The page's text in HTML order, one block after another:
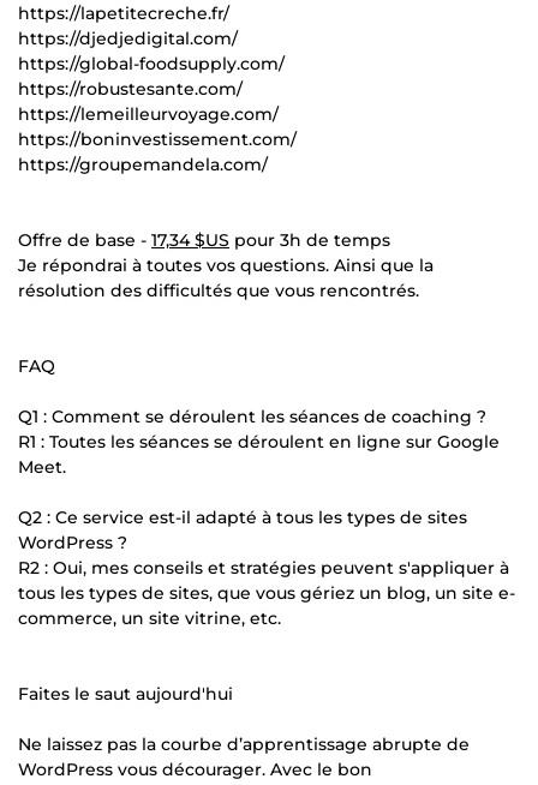
https://lapetitecreche.fr/
https://djedjedigital.com/
https://global-foodsupply.com/
https://robustesante.com/
https://lemeilleurvoyage.com/
https://boninvestissement.com/
https://groupemandela.com/
Offre de base - 17,34 $US pour 3h de temps
Je répondrai à toutes vos questions. Ainsi que la
résolution des difficultés que vous rencontrés.
FAQ
Q1 : Comment se déroulent les séances de coaching ?
R1 : Toutes les séances se déroulent en ligne sur Google
Meet.
Q2 : Ce service est-il adapté à tous les types de sites
WordPress ?
R2 : Oui, mes conseils et stratégies peuvent s'appliquer à
tous les types de sites, que vous gériez un blog, un site e-
commerce, un site vitrine, etc.
Faites le saut aujourd'hui
Ne laissez pas la courbe d’apprentissage abrupte de
WordPress vous décourager. Avec le bon